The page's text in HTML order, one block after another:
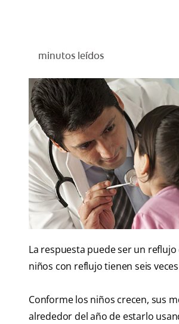
minutos leídos
La respuesta puede ser un
niños con reflujo tienen seis
Conforme los niños crecen, sus
alrededor del año de estarlo